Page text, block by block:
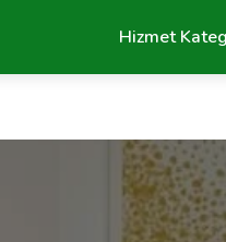
Hizmet